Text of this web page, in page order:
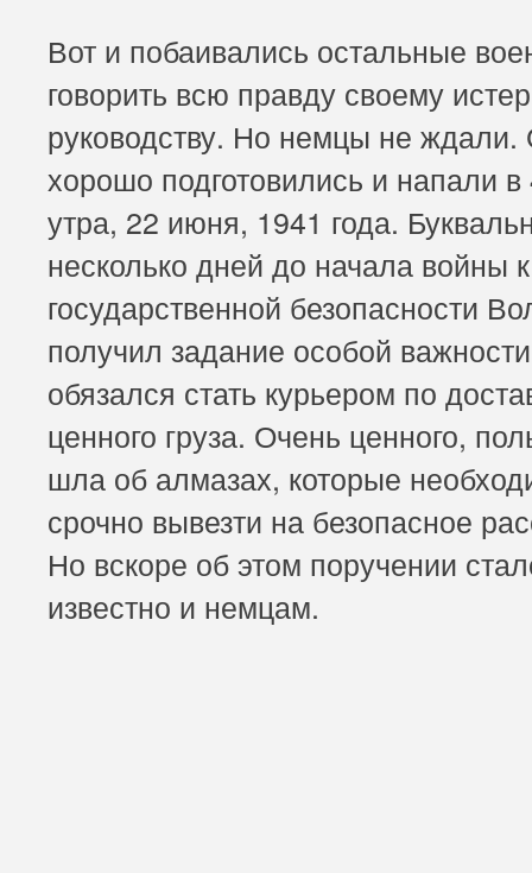
Вот и побаивались остальные
говорить всю правду своему
руководству. Но немцы не ждали.
хорошо подготовились и напали в
утра, 22 июня, 1941 года.
несколько дней до начала войны
государственной безопасности
получил задание особой
обязался стать курьером по
ценного груза. Очень ценного,
шла об алмазах, которые
срочно вывезти на безопасное
Но вскоре об этом поручении
известно и немцам.